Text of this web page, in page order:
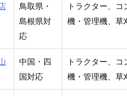
鳥取県・
島根県対
応
トラクター、
機・管理機、草
中国・四
国対応
トラクター、
機・管理機、草